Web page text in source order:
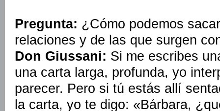
Pregunta: ¿Cómo podemos
relaciones y de las que surgen
Don Giussani: Si me escribes
una carta larga, profunda, yo
parecer. Pero si tú estás allí
la carta, yo te digo: «Bárbara,